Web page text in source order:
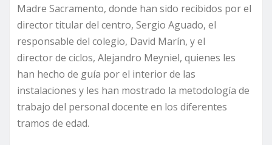
Madre Sacramento, donde han sido recibidos por el
director titular del centro, Sergio Aguado, el
responsable del colegio, David Marín, y el
director de ciclos, Alejandro Meyniel, quienes les
han hecho de guía por el interior de las
instalaciones y les han mostrado la metodología de
trabajo del personal docente en los diferentes
tramos de edad.